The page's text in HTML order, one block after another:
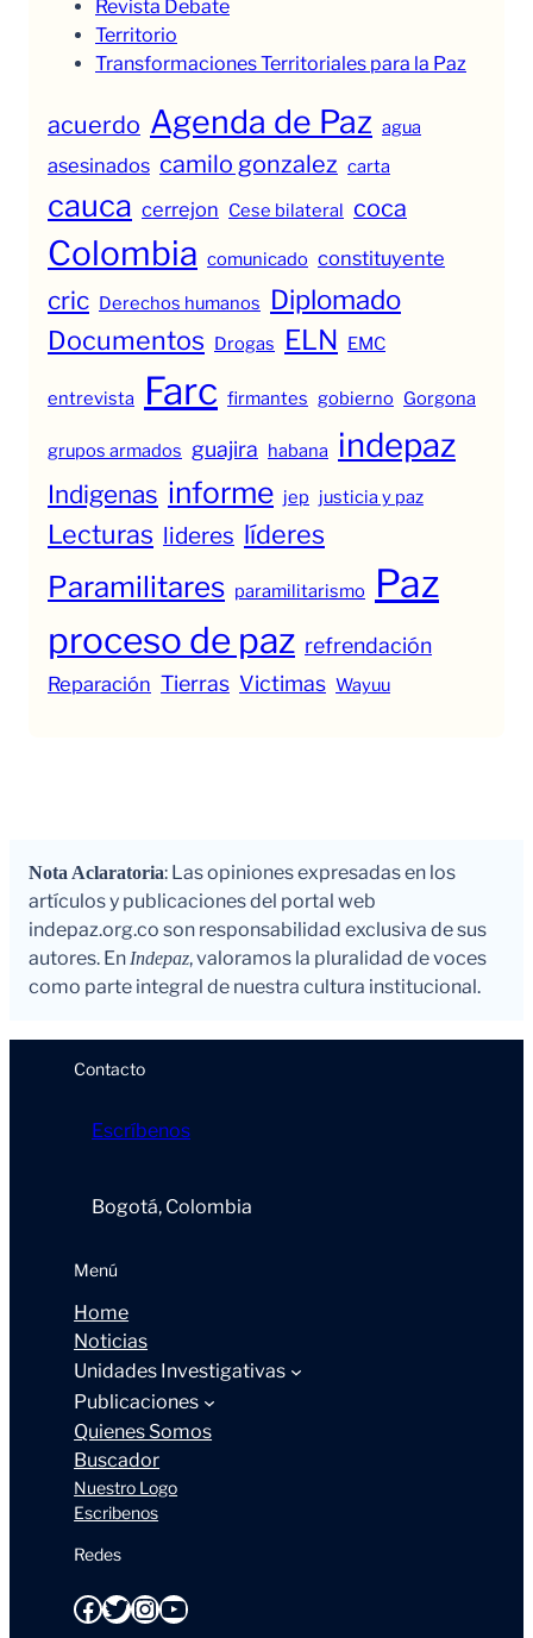
Revista Debate
Territorio
Transformaciones Territoriales para la Paz
acuerdo Agenda de Paz agua
asesinados camilo gonzalez carta
cauca cerrejon Cese bilateral coca
Colombia comunicado constituyente
cric Derechos humanos Diplomado
Documentos Drogas ELN EMC
entrevista Farc firmantes gobierno Gorgona
grupos armados guajira habana indepaz
Indigenas informe jep justicia y paz
Lecturas lideres líderes
Paramilitares paramilitarismo Paz
proceso de paz refrendación
Reparación Tierras Victimas Wayuu
Nota Aclaratoria: Las opiniones expresadas en los
artículos y publicaciones del portal web
indepaz.org.co son responsabilidad exclusiva de sus
autores. EnIndepaz, valoramos la pluralidad de voces
como parte integral de nuestra cultura institucional.
Contacto
Escríbenos
Bogotá, Colombia
Menú
Home
Noticias
Unidades Investigativas
Publicaciones
Quienes Somos
Buscador
Nuestro Logo
Escribenos
Redes
Facebook Twitter InstagramYouTube